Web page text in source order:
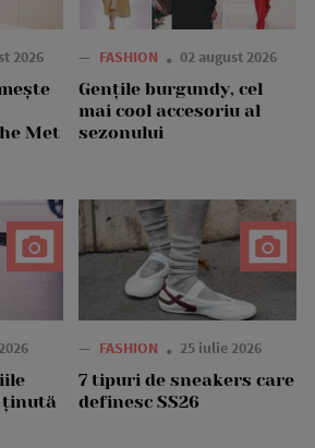
2026
Met
— FASHION 02 august 2026
Gențile burgundy, cel
mai cool accesoriu al
sezonului
ținută
— FASHION 25 iulie 2026
7 tipuri de sneakers care
definesc SS26